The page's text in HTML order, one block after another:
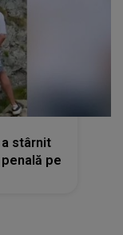
stârnit
pe